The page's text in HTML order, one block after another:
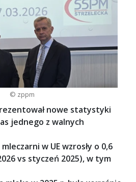
© zppm
nowe statystyki
jednego z walnych
w UE wzrosły o 0,6
vs styczeń 2025), w tym